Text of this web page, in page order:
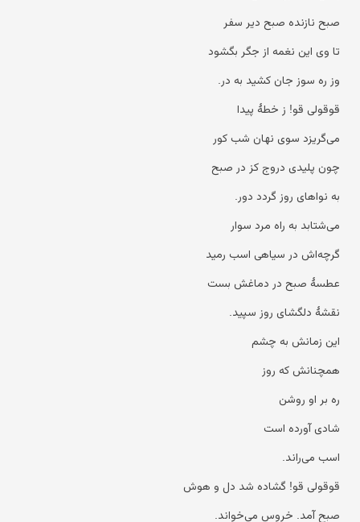
صبح نازنده صبح دیر سفر
تا وی این نغمه از جگر بگشود
وز ره سوز جان کشید به در.
قوقولی قو! ز خطهٔ پیدا
می‌گریزد سوی نهان شب کور
چون پلیدی دروج کز در صبح
به نواهای روز گردد دور.
می‌شتابد به راه مرد سوار
گرچه‌اش در سیاهی اسب رمید
عطسهٔ صبح در دماغش بست
نقشهٔ دلگشای روز سپید.
این زمانش به چشم
همچنانش که روز
ره بر او روشن
شادی آورده است
اسب می‌راند.
قوقولی قو! گشاده شد دل و هوش
صبح آمد. خروس می‌خواند.